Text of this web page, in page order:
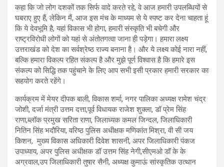
कहा कि जो लोग दशकों तक सिर्फ वादे करते रहे, वे आज हमारी उपलब्धियों से
घबराए हुए हैं, लेकिन मैं, आज इस मंच के माध्यम से ये स्पष्ट कर देना चाहता हूं
कि ये देवभूमि है, यहां विकास भी होगा, हमारी संस्कृति भी बचेगी और
राष्ट्रविरोधी लोगों को यहां से अंतोतगत्वा जाना ही पड़ेगा। हमारा लक्ष्य
उत्तराखंड को देश का सर्वश्रेष्ठ राज्य बनाना है। और ये लक्ष्य कोई नारा नहीं,
बल्कि हमारा विकल्प रहित संकल्प है और मुझे पूर्ण विश्वास है कि हमारे इस
संकल्प को सिद्धि तक पहुंचाने के लिए आप सभी इसी प्रकार हमारी सरकार का
सहयोग करते रहेंगे।
कार्यक्रम में मेयर दीपक बाली, विकास शर्मा, नगर पालिका अध्यक्ष रामेश चंद्र
जोशी, दर्जा मंत्री उत्तम दत्ता,पूर्व विधायक राजेश शुक्ला, डॉ प्रेम सिंह
राणा,ब्लॉक प्रमुख सरिता राणा, जिलाध्यक कमल जिन्दल, जिलाधिकारी
नितिन सिंह भदौरिया, वरिष्ठ पुलिस अधीक्षक मणिकांत मिश्रा, वी सी जय
किशन, मुख्य विकास अधिकारी दिवेश शासनी, अपर जिलाधिकारी पंकज
उपाध्याय, अपर पुलिस अधीक्षक डॉ उत्तम सिंह नेगी,सीएमओ डॉ के के
अग्रवाल,उप जिलाधिकारी तुषार सैनी, अध्यक्ष कुमाऊं सांस्कृतिक उत्थान